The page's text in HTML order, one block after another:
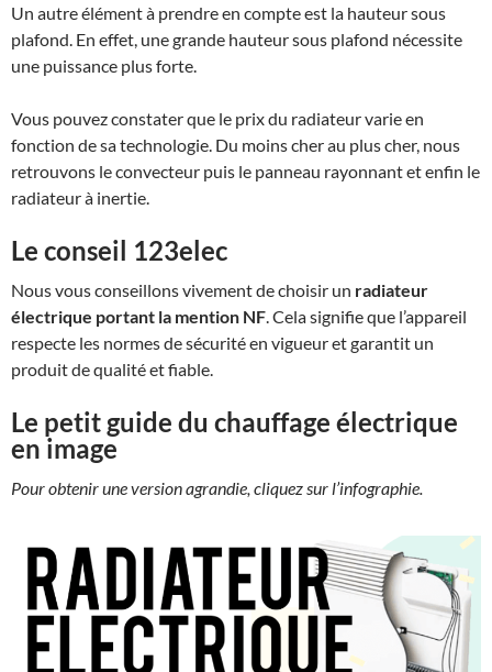
Un autre élément à prendre en compte est la hauteur sous
plafond. En effet, une grande hauteur sous plafond nécessite
une puissance plus forte.
Vous pouvez constater que le prix du radiateur varie en
fonction de sa technologie. Du moins cher au plus cher, nous
retrouvons le convecteur puis le panneau rayonnant et enfin le
radiateur à inertie.
Le conseil 123elec
Nous vous conseillons vivement de choisir un radiateur
électrique portant la mention NF. Cela signifie que l’appareil
respecte les normes de sécurité en vigueur et garantit un
produit de qualité et fiable.
Le petit guide du chauffage électrique
en image
Pour obtenir une version agrandie, cliquez sur l’infographie.